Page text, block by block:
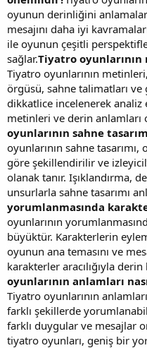
oyunun derinliğini
mesajını daha iyi
ile oyunun çeşitli
sağlar.Tiyatro
Tiyatro oyunlarının
örgüsü, sahne talimatları
dikkatlice incelenerek
metinleri ve derin anlamları
oyunlarının sahne
oyunlarının sahne
göre şekillendirilir ve
olanak tanır. Işıklandırma,
unsurlarla sahne tasarımı
yorumlanmasında
oyunlarının
büyüktür. Karakterlerin
oyunun ana temasını ve
karakterler aracılığıyla derin
oyunlarının anlamları
Tiyatro oyunlarının
farklı şekillerde
farklı duygular ve mesajlar
tiyatro oyunları, geniş bir